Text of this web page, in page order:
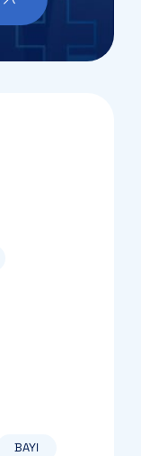
BAYI